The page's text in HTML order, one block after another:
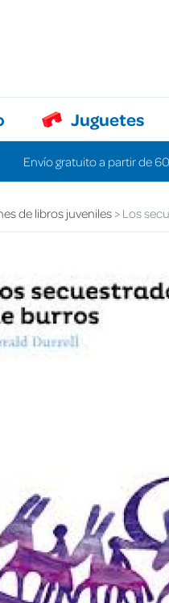
Juguetes
Envío gratuito a partir de
de libros juveniles Los